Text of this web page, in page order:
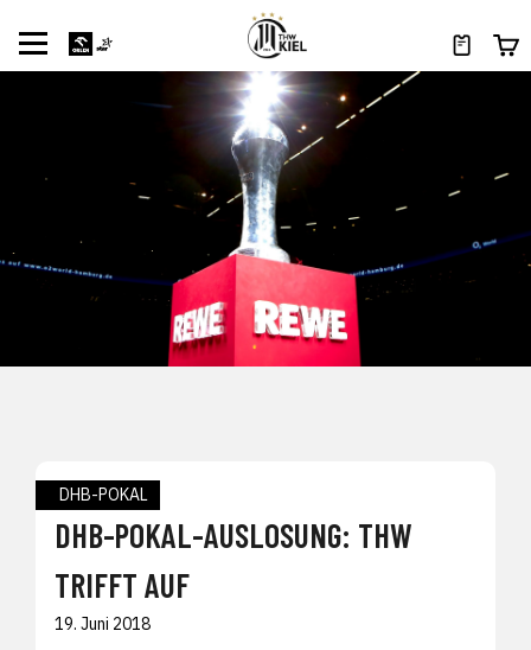
DHB-POKAL
DHB-POKAL-AUSLOSUNG: THW
TRIFFT AUF
19. Juni 2018